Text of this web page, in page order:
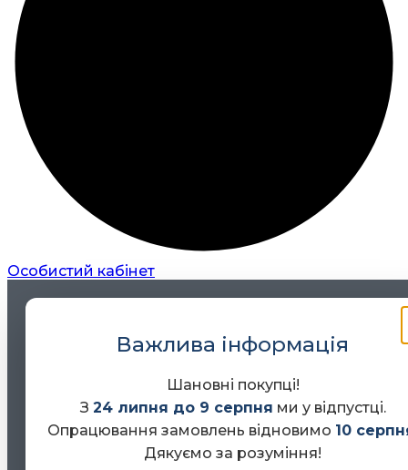
Особистий кабінет
Важлива інформація
Шановні покупці!
З 24 липня до 9 серпня ми у відпустці.
Опрацювання замовлень відновимо 10
Дякуємо за розуміння!